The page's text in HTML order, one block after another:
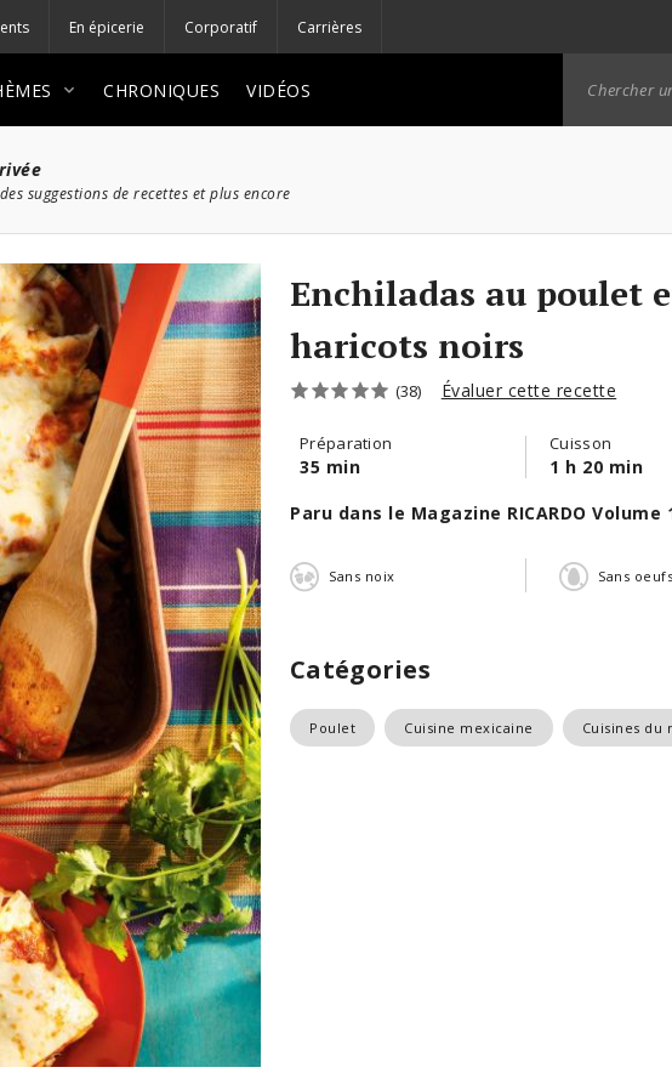
En épicerie Corporatif Carrières
CHRONIQUES VIDÉOS
suggestions de recettes et plus encore
Enchiladas au poulet
haricots noirs
(38) Évaluer cette recette
Préparation
35 min
Cuisson
1 h 20 min
Paru dans le Magazine RICARDO Volume
Sans noix Sans oeufs
Catégories
Poulet Cuisine mexicaine Cuisines du